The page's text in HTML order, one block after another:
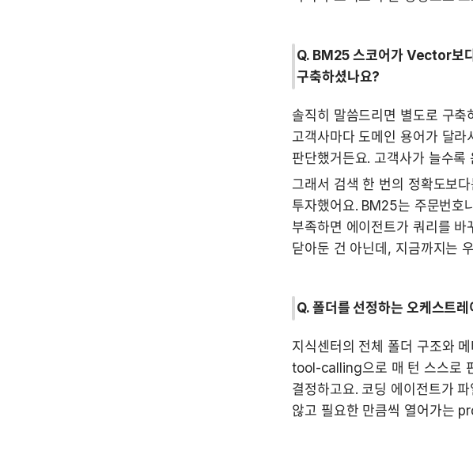
Q. BM25 스코어가 Vector보
구축하셨나요?
솔직히 말씀드리면 별도로 구
고객사마다 도메인 용어가 달
판단했거든요. 고객사가 늘수
그래서 검색 한 번의 정확도보
투자했어요. BM25는 주문번호
부족하면 에이전트가 쿼리를 바
닫아둔 건 아닌데, 지금까지는
Q. 폴더를 선정하는 오케스트
지식센터의 전체 폴더 구조와
tool-calling으로 매 턴 스스로
결정하고요. 코딩 에이전트가
않고 필요한 만큼씩 열어가는